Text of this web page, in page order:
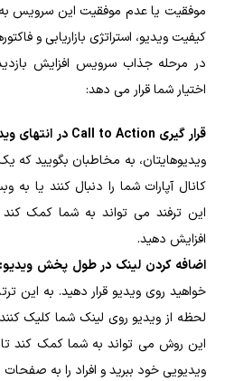
موفقیت یا عدم موفقیت این سرویس
کیفیت ویدیو، استراتژی بازاریابی و
در مرحله جذاب سرویس افزایش
اختیار شما قرار می‌ دهد:
قرار گیری Call to Action در انتهای
ویدیوهایتان، به مخاطبان بگویید که
کانال آپارات شما را دنبال کنند یا به
این ترفند می‌ تواند به شما کمک کند
افزایش دهید.
اضافه کردن لینک در طول پخش ویدیو:
خواهید روی ویدیو قرار دهید. به این
لحظه از ویدیو روی لینک شما کلیک
این روش می‌ تواند به شما کمک کند تا
ویدیویی خود ببرید و افراد را به